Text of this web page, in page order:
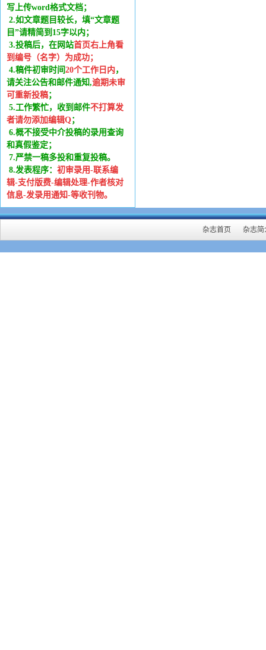
写上传word格式文档；
2.如文章题目较长，填“文章题
目”请精简到15字以内；
3.投稿后，在网站首页右上角看
到编号（名字）为成功；
4.稿件初审时间 20个工作日内 ，
请关注公告和邮件通知,逾期未审
可重新投稿；
5.工作繁忙，收到邮件不打算发
者请勿添加编辑Q；
6.概不接受中介投稿的录用查询
和真假鉴定；
7.严禁一稿多投和重复投稿。
8.发表程序： 初审录用-联系编
辑-支付版费-编辑处理-作者核对
信息-发录用通知-等收刊物。
杂志首页 杂志简